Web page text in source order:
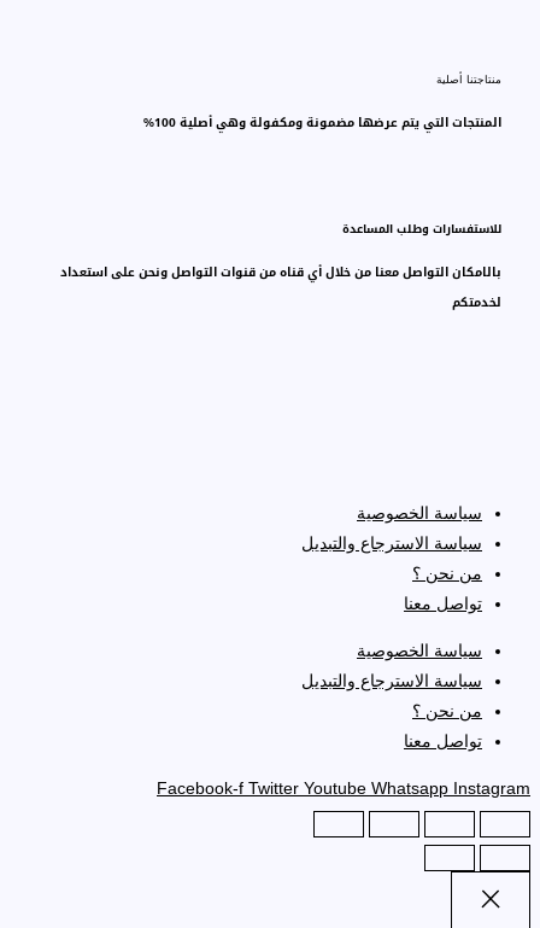
منتاجتنا أصلية
المنتجات التي يتم عرضها مضمونة ومكفولة وهي أصلية 100%
للاستفسارات وطلب المساعدة
بالامكان التواصل معنا من خلال أي قناه من قنوات التواصل ونحن على استعداد
لخدمتكم
سياسة الخصوصية
سياسة الاسترجاع والتبديل
من نحن ؟
تواصل معنا
سياسة الخصوصية
سياسة الاسترجاع والتبديل
من نحن ؟
تواصل معنا
Facebook-f Twitter Youtube Whatsapp Instagram